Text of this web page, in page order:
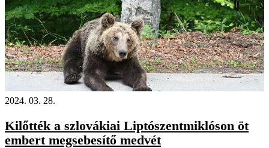
2024. 03. 28.
Kilőtték a szlovákiai Liptószentmiklóson öt
embert megsebesítő medvét